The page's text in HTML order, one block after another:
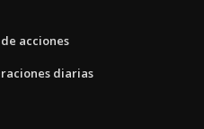
acciones
diarias